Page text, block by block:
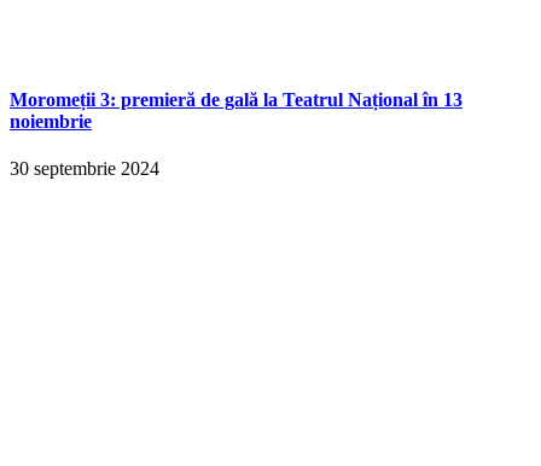
Moromeții 3: premieră de gală la Teatrul Național în 13
noiembrie
30 septembrie 2024